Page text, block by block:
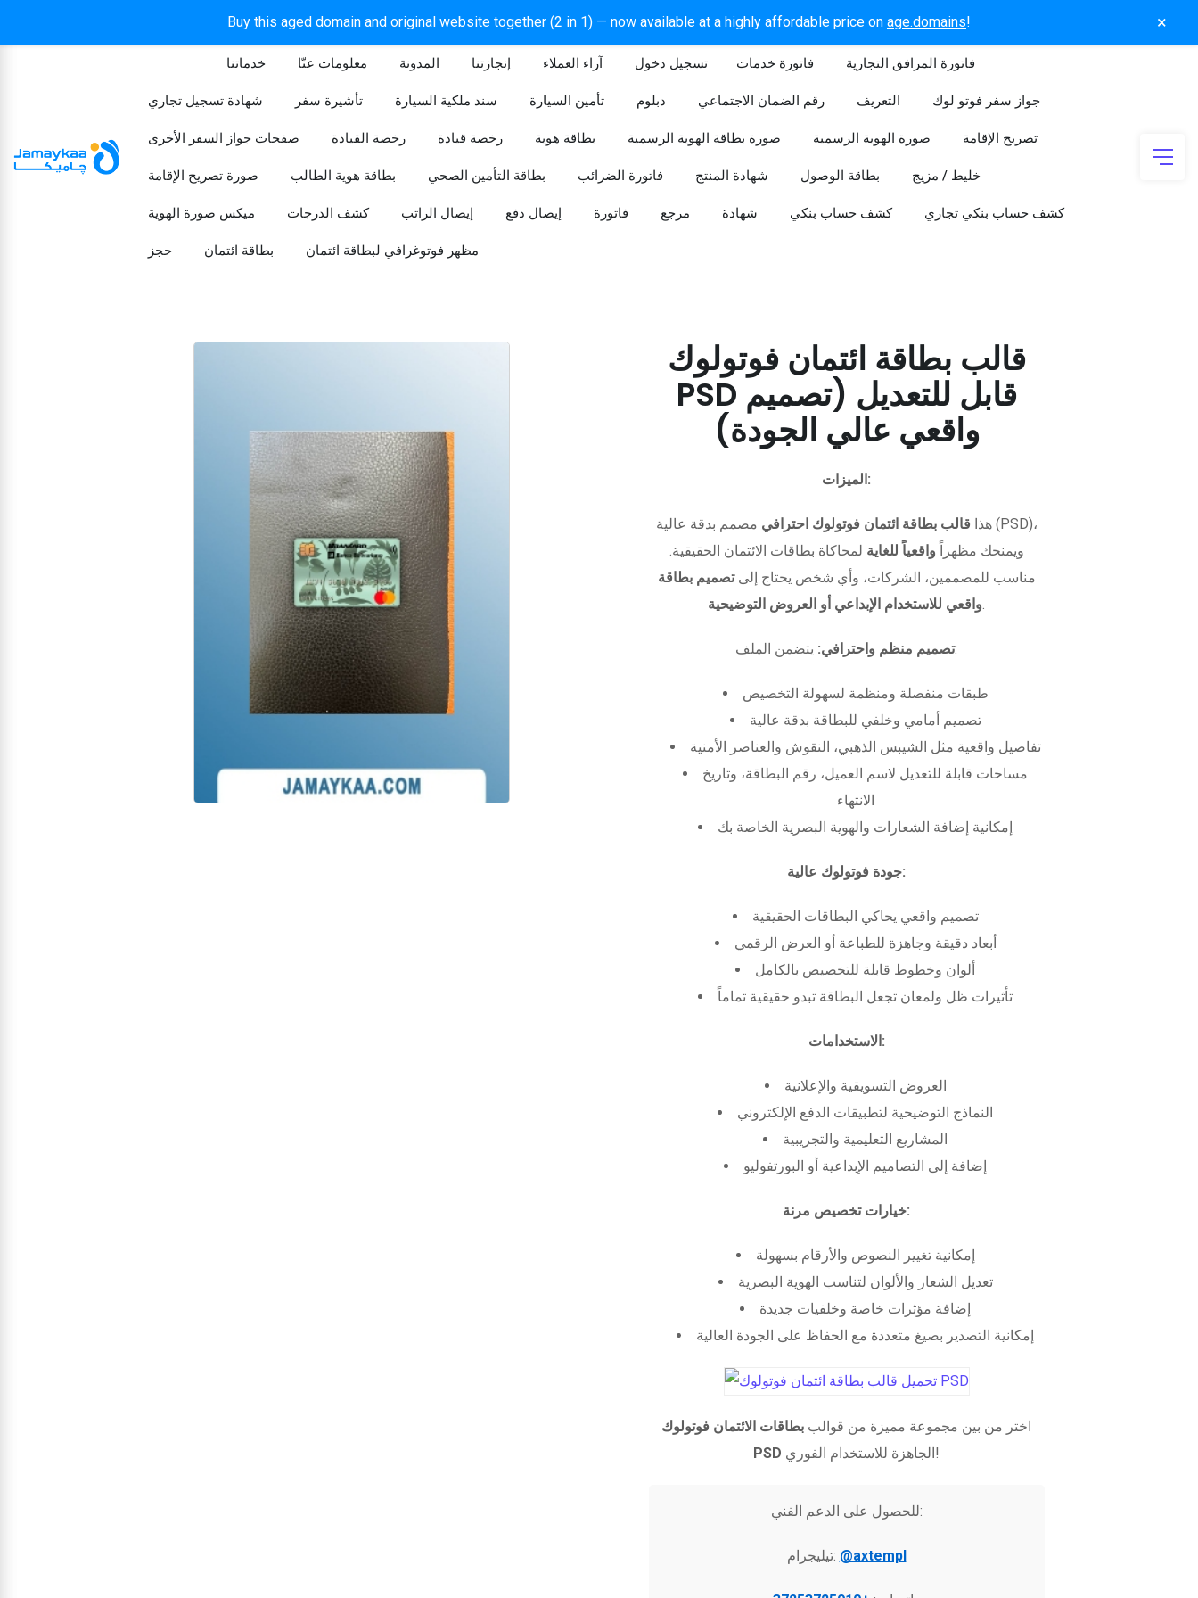
Buy this aged domain and original website together (2 in 1) — now available at a highly affordable price on age.domains! ×
خدماتنا معلومات عنّا المدونة إنجازتنا آراء العملاء تسجيل دخول​ فاتورة خدمات فاتورة المرافق التجارية
شهادة تسجيل تجاري تأشيرة سفر سند ملكية السيارة تأمين السيارة دبلوم رقم الضمان الاجتماعي التعريف جواز سفر فوتو لوك
صفحات جواز السفر الأخرى رخصة القيادة رخصة قيادة بطاقة هوية صورة بطاقة الهوية الرسمية صورة الهوية الرسمية تصريح الإقامة
صورة تصريح الإقامة بطاقة هوية الطالب بطاقة التأمين الصحي فاتورة الضرائب شهادة المنتج بطاقة الوصول خليط / مزيج
ميكس صورة الهوية كشف الدرجات إيصال الراتب إيصال دفع فاتورة مرجع شهادة كشف حساب بنكي كشف حساب بنكي تجاري
حجز بطاقة ائتمان مظهر فوتوغرافي لبطاقة ائتمان
قالب بطاقة ائتمان فوتولوك
PSD قابل للتعديل (تصميم
واقعي عالي الجودة)
الميزات:
هذا قالب بطاقة ائتمان فوتولوك احترافي مصمم بدقة عالية (PSD)،
ويمنحك مظهراً واقعياً للغاية لمحاكاة بطاقات الائتمان الحقيقية.
مناسب للمصممين، الشركات، وأي شخص يحتاج إلىتصميم بطاقة
واقعي للاستخدام الإبداعي أو العروض التوضيحية.
تصميم منظم واحترافي:يتضمن الملف:
طبقات منفصلة ومنظمة لسهولة التخصيص
تصميم أمامي وخلفي للبطاقة بدقة عالية
تفاصيل واقعية مثل الشيبس الذهبي، النقوش والعناصر الأمنية
مساحات قابلة للتعديل لاسم العميل، رقم البطاقة، وتاريخ
الانتهاء
إمكانية إضافة الشعارات والهوية البصرية الخاصة بك
جودة فوتولوك عالية:
تصميم واقعي يحاكي البطاقات الحقيقية
أبعاد دقيقة وجاهزة للطباعة أو العرض الرقمي
ألوان وخطوط قابلة للتخصيص بالكامل
تأثيرات ظل ولمعان تجعل البطاقة تبدو حقيقية تماماً
الاستخدامات:
العروض التسويقية والإعلانية
النماذج التوضيحية لتطبيقات الدفع الإلكتروني
المشاريع التعليمية والتجريبية
إضافة إلى التصاميم الإبداعية أو البورتفوليو
خيارات تخصيص مرنة:
إمكانية تغيير النصوص والأرقام بسهولة
تعديل الشعار والألوان لتناسب الهوية البصرية
إضافة مؤثرات خاصة وخلفيات جديدة
إمكانية التصدير بصيغ متعددة مع الحفاظ على الجودة العالية
اختر من بين مجموعة مميزة من قوالب بطاقات الائتمان فوتولوك
PSD
الجاهزة للاستخدام الفوري!
للحصول على الدعم الفني:
تيليجرام: @axtempl